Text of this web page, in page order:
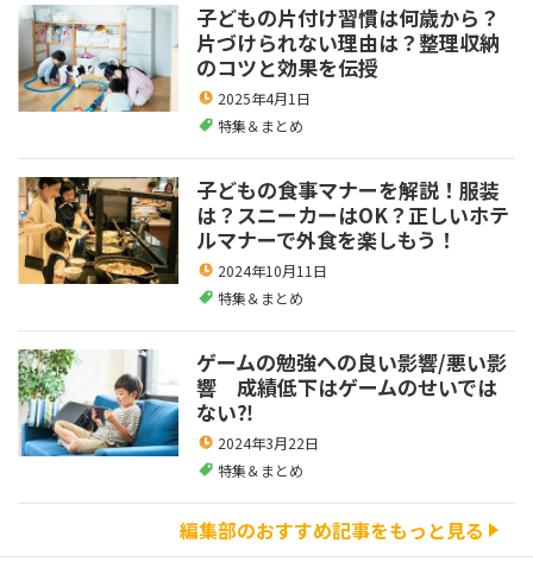
子どもの片付け習慣は何歳から？
片づけられない理由は？整理収納
のコツと効果を伝授
2025年4月1日
特集＆まとめ
子どもの食事マナーを解説！服装
は？スニーカーはOK？正しいホテ
ルマナーで外食を楽しもう！
2024年10月11日
特集＆まとめ
ゲームの勉強への良い影響/悪い影
響 成績低下はゲームのせいでは
ない⁈
2024年3月22日
特集＆まとめ
編集部のおすすめ記事をもっと見る